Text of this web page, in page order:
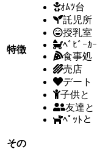
特徴
ｵﾑﾂ台
託児所
授乳室
ﾍﾞﾋﾞｰｶｰ
食事処
売店
デート
子供と
友達と
ﾍﾟｯﾄと
その